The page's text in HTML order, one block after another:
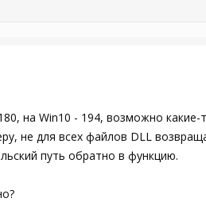
на Win10 - 194, возможно какие-
не для всех файлов DLL
путь обратно в функцию.